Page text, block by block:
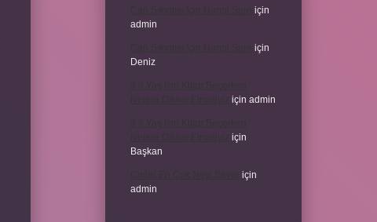
için
admin
için
Deniz
için admin
için
Başkan
için
admin